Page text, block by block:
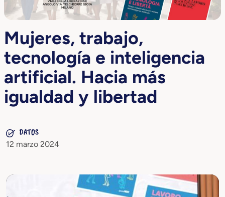
Mujeres, trabajo,
tecnología e inteligencia
artificial. Hacia más
igualdad y libertad
DATOS
12 marzo 2024